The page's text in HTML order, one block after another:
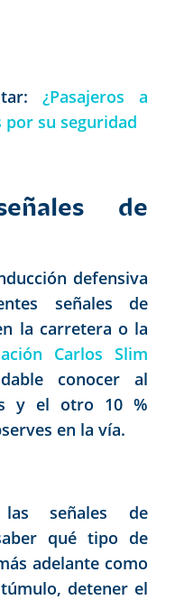
¿Pasajeros a
por su seguridad
de
defensiva
señales de
la carretera o la
Carlos Slim
conocer al
y el otro 10 %
en la vía.
señales de
qué tipo de
adelante como
detener el